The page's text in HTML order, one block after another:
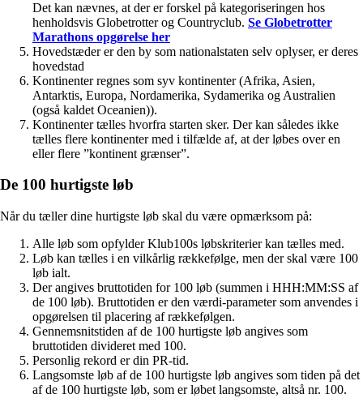
Det kan nævnes, at der er forskel på kategoriseringen hos
henholdsvis Globetrotter og Countryclub. Se Globetrotter
Marathons opgørelse her
Hovedstæder er den by som nationalstaten selv oplyser, er deres
hovedstad
Kontinenter regnes som syv kontinenter (Afrika, Asien,
Antarktis, Europa, Nordamerika, Sydamerika og Australien
(også kaldet Oceanien)).
Kontinenter tælles hvorfra starten sker. Der kan således ikke
tælles flere kontinenter med i tilfælde af, at der løbes over en
eller flere ”kontinent grænser”.
De 100 hurtigste løb
Når du tæller dine hurtigste løb skal du være opmærksom på:
Alle løb som opfylder Klub100s løbskriterier kan tælles med.
Løb kan tælles i en vilkårlig rækkefølge, men der skal være 100
løb ialt.
Der angives bruttotiden for 100 løb (summen i HHH:MM:SS af
de 100 løb). Bruttotiden er den værdi-parameter som anvendes i
opgørelsen til placering af rækkefølgen.
Gennemsnitstiden af de 100 hurtigste løb angives som
bruttotiden divideret med 100.
Personlig rekord er din PR-tid.
Langsomste løb af de 100 hurtigste løb angives som tiden på det
af de 100 hurtigste løb, som er løbet langsomste, altså nr. 100.